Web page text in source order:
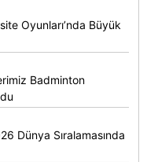
Oyunları’nda Büyük
Badminton
Dünya Sıralamasında